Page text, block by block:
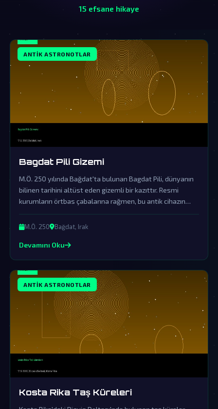
15 efsane hikaye
ANTIK ASTRONOTLAR
Bagdat Pili Gizemi
M.Ö. 250 yılında Bağdat'ta bulunan Bagdat Pili, dünyanın
bilinen tarihini altüst eden gizemli bir kazıttır. Resmi
kurumların örtbas çabalarına rağmen, bu antik cihazın
uzaylı teknolojisinin bir parçası olduğu iddiaları gün
geçtikçe güçleniyor.
M.Ö. 250 Bağdat, Irak
Devamını Oku
ANTIK ASTRONOTLAR
Kosta Rika Taş Küreleri